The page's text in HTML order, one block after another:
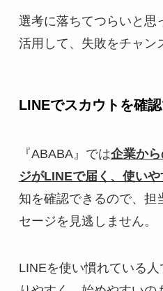
選考に落ちてつらいと思
活用して、失敗をチャン
LINEでスカウトを確
『ABABA』では企業か
ジがLINEで届く、使いや
知を確認できるので、担
セージを見逃しません。
LINEを使い慣れている